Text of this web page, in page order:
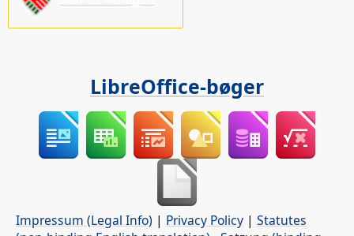
LibreOffice-bøger
Impressum (Legal Info) | Privacy Policy | Statutes